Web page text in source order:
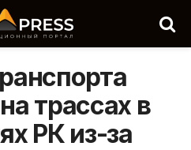
трассах в
РК из-за